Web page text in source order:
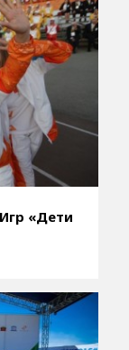
«Дети